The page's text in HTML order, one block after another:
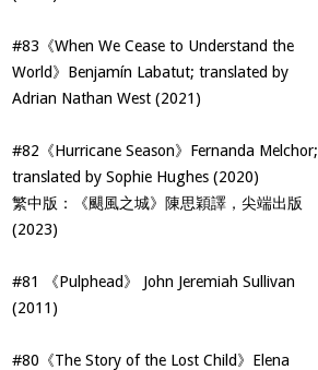
#83《When We Cease to Understand the
World》Benjamín Labatut; translated by
Adrian Nathan West (2021)
#82《Hurricane Season》Fernanda Melchor;
translated by Sophie Hughes (2020)
繁中版：《颶風之城》陳思穎譯，尖端出版
(2023)
#81 《Pulphead》 John Jeremiah Sullivan
(2011)
#80《The Story of the Lost Child》Elena